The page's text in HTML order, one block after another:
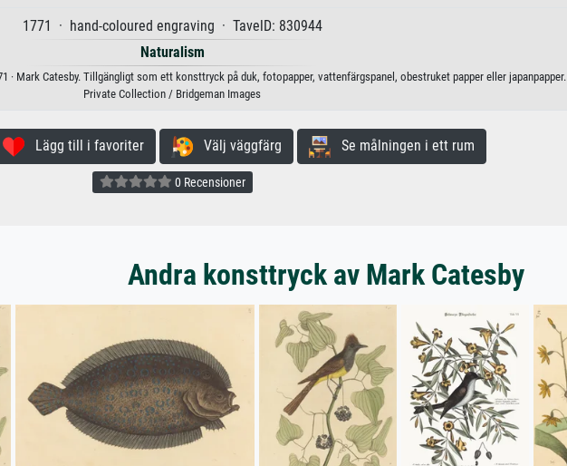
1771 · hand-coloured engraving · TavelD: 830944
Naturalism
· Mark Catesby. Tillgängligt som ett konsttryck på duk, fotopapper, vattenfärgspanel, obestruket papper eller japanpapper.
Private Collection / Bridgeman Images
Lägg till i favoriter Välj väggfärg Se målningen i ett rum
0 Recensioner
Andra konsttryck av Mark Catesby